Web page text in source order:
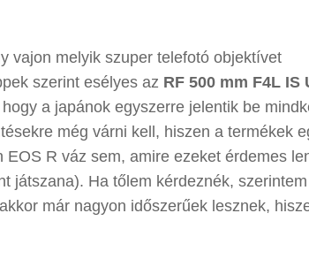
vajon melyik szuper telefotó objektívet
szerint esélyes az RF 500 mm F4L IS
a japánok egyszerre jelentik be
még várni kell, hiszen a termékek
R váz sem, amire ezeket érdemes
játszana). Ha tőlem kérdeznék,
már nagyon időszerűek lesznek,